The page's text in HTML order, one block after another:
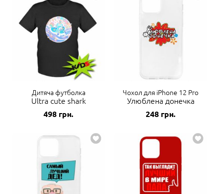
Дитяча футболка
Ultra cute shark
498 грн.
Чохол для iPhone 12 Pro
Улюблена донечка
248 грн.